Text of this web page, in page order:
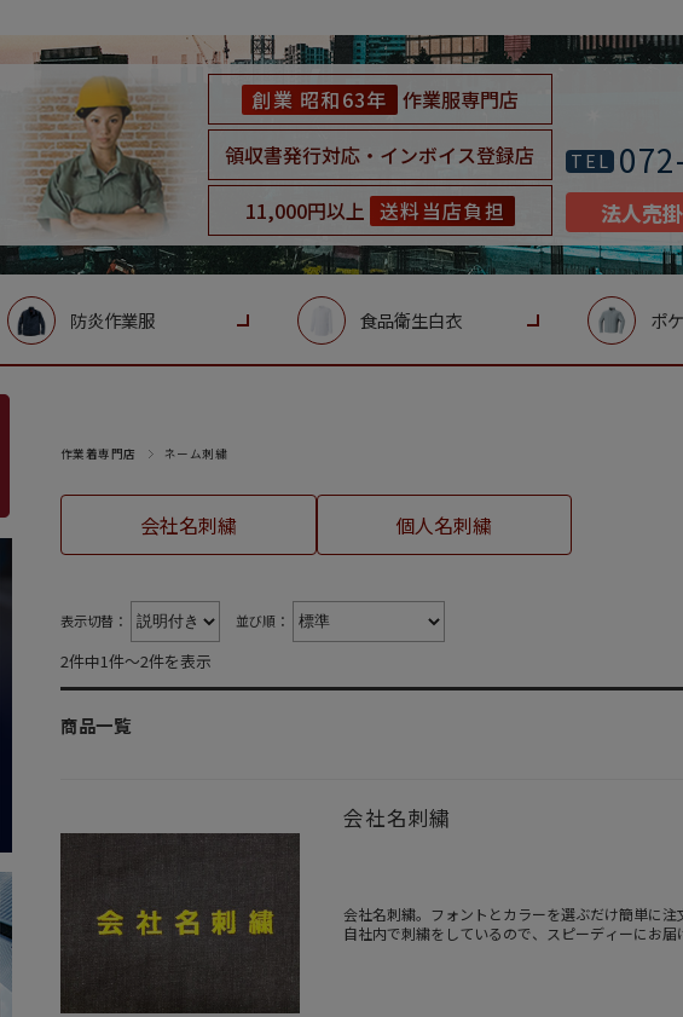
創業 昭和63年 作業服専門店
領収書発行対応・インボイス登録店
11,000円以上 送料当店負担
TEL
法人売
防炎作業服 食品衛生白衣 ポ
作業着専門店 ネーム刺繍
会社名刺繍 個人名刺繍
表示切替： 並び順：
2件中1件～2件を表示
商品一覧
会社名刺繍
会社名刺繍。フォントとカラーを選ぶだけ簡単に注
自社内で刺繍をしているので、スピーディーにお届